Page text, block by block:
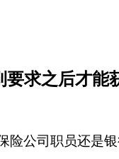
求之后才能
险公司职员还是